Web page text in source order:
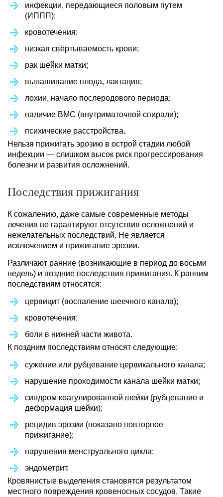
инфекции, передающиеся половым путем
(ИППП);
кровотечения;
низкая свёртываемость крови;
рак шейки матки;
вынашивание плода, лактация;
лохии, начало послеродового периода;
наличие ВМС (внутриматочной спирали);
психические расстройства.
Нельзя прижигать эрозию в острой стадии любой
инфекции — слишком высок риск прогрессирования
болезни и развития осложнений.
Последствия прижигания
К сожалению, даже самые современные методы
лечения не гарантируют отсутствия осложнений и
нежелательных последствий. Не является
исключением и прижигание эрозии.
Различают ранние (возникающие в период до восьми
недель) и поздние последствия прижигания. К ранним
последствиям относятся:
цервицит (воспаление шеечного канала);
кровотечения;
боли в нижней части живота.
К поздним последствиям относят следующие:
сужение или рубцевание цервикального канала;
нарушение проходимости канала шейки матки;
синдром коагулированной шейки (рубцевание и
деформация шейки);
рецидив эрозии (показано повторное
прижигание);
нарушения менструального цикла;
эндометрит.
Кровянистые выделения становятся результатом
местного повреждения кровеносных сосудов. Такие